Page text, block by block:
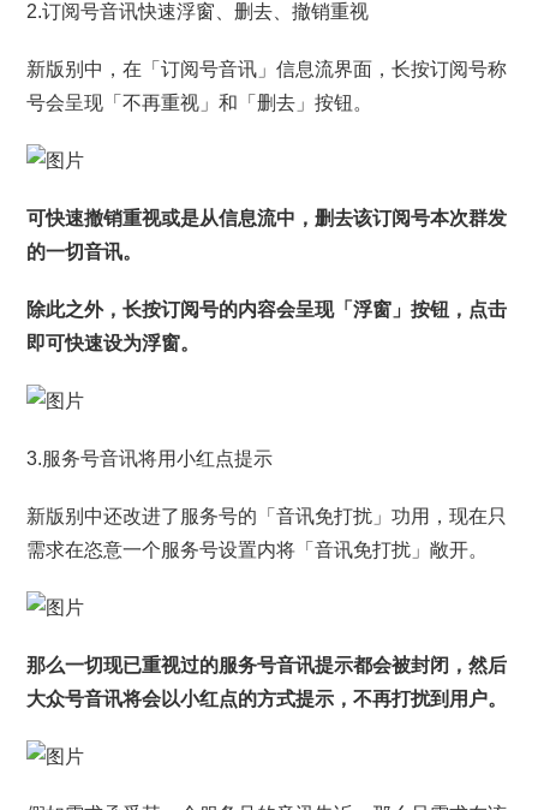
2.订阅号音讯快速浮窗、删去、撤销重视
新版别中，在「订阅号音讯」信息流界面，长按订阅号称
号会呈现「不再重视」和「删去」按钮。
可快速撤销重视或是从信息流中，删去该订阅号本次群发
的一切音讯。
除此之外，长按订阅号的内容会呈现「浮窗」按钮，点击
即可快速设为浮窗。
3.服务号音讯将用小红点提示
新版别中还改进了服务号的「音讯免打扰」功用，现在只
需求在恣意一个服务号设置内将「音讯免打扰」敞开。
那么一切现已重视过的服务号音讯提示都会被封闭，然后
大众号音讯将会以小红点的方式提示，不再打扰到用户。